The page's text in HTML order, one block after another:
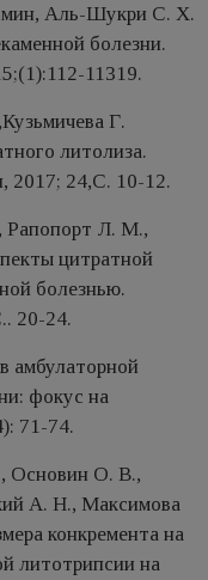
Аль-Шукри С. Х.
болезни.
11319.
Г.
литолиза.
2017; 24,С. 10-12.
Рапопорт Л. М.,
цитратной
болезнью.
20-24.
амбулаторной
фокус на
71-74.
Основин О. В.,
А. Н., Максимова
конкремента на
литотрипсии на